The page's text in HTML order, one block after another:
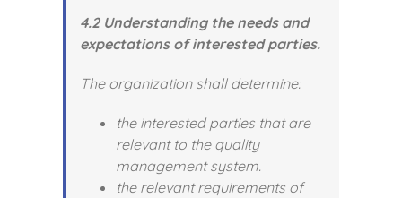
4.2 Understanding the needs and
expectations of interested parties.
The organization shall determine:
the interested parties that are
relevant to the quality
management system.
the relevant requirements of